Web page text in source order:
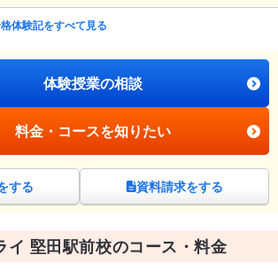
体験記をすべて見る
体験授業の相談
料金・コースを知りたい
する 資料請求をする
イ 堅田駅前校のコース・料金